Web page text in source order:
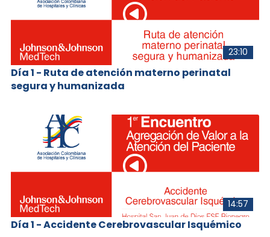
23:10
Día 1 - Ruta de atención materno perinatal
segura y humanizada
14:57
Día 1 - Accidente Cerebrovascular Isquémico